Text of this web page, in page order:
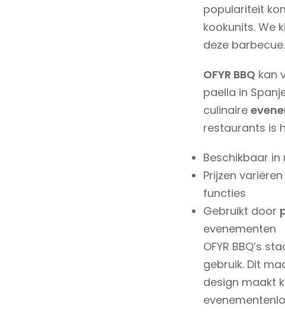
populariteit
kookunits. We
deze barbecue.
OFYR BBQ kan
paella in
culinaire
restaurants is
Beschikbaar
Prijzen
functies
Gebruikt door
evenementen
OFYR BBQ’s
gebruik. Dit
design maakt